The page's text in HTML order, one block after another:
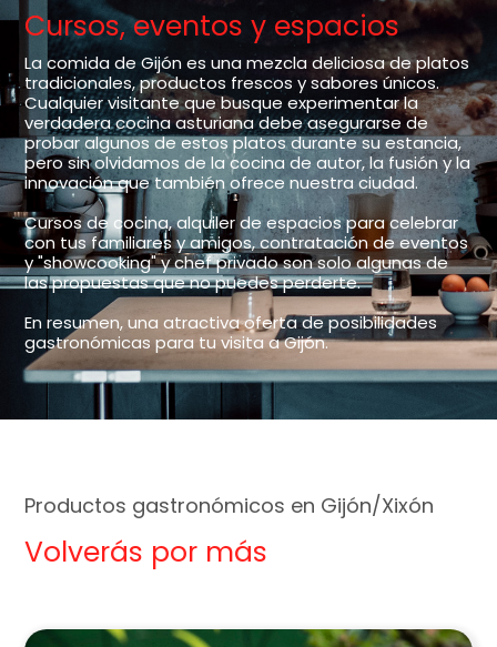
Cursos, eventos y espacios
La comida de Gijón es una mezcla deliciosa de platos
tradicionales, productos frescos y sabores únicos.
Cualquier visitante que busque experimentar la
verdadera cocina asturiana debe asegurarse de
probar algunos de estos platos durante su estancia,
pero sin olvidamos de la cocina de autor, la fusión y la
innovación que también ofrece nuestra ciudad.
Cursos de cocina, alquiler de espacios para celebrar
con tus familiares y amigos, contratación de eventos
y "showcooking" y chef privado son solo algunas de
las propuestas que no puedes perderte.
En resumen, una atractiva oferta de posibilidades
gastronómicas para tu visita a Gijón.
Productos gastronómicos en Gijón/Xixón
Volverás por más